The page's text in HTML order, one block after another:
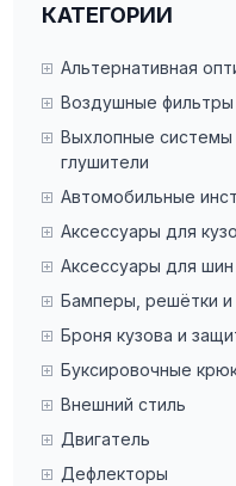
КАТЕГОРИИ
Альтернативная
Воздушные фильтры
Выхлопные системы
глушители
Автомобильные
Аксессуары для
Аксессуары для шин
Бамперы, решётки и
Броня кузова и
Буксировочные
Внешний стиль
Двигатель
Дефлекторы